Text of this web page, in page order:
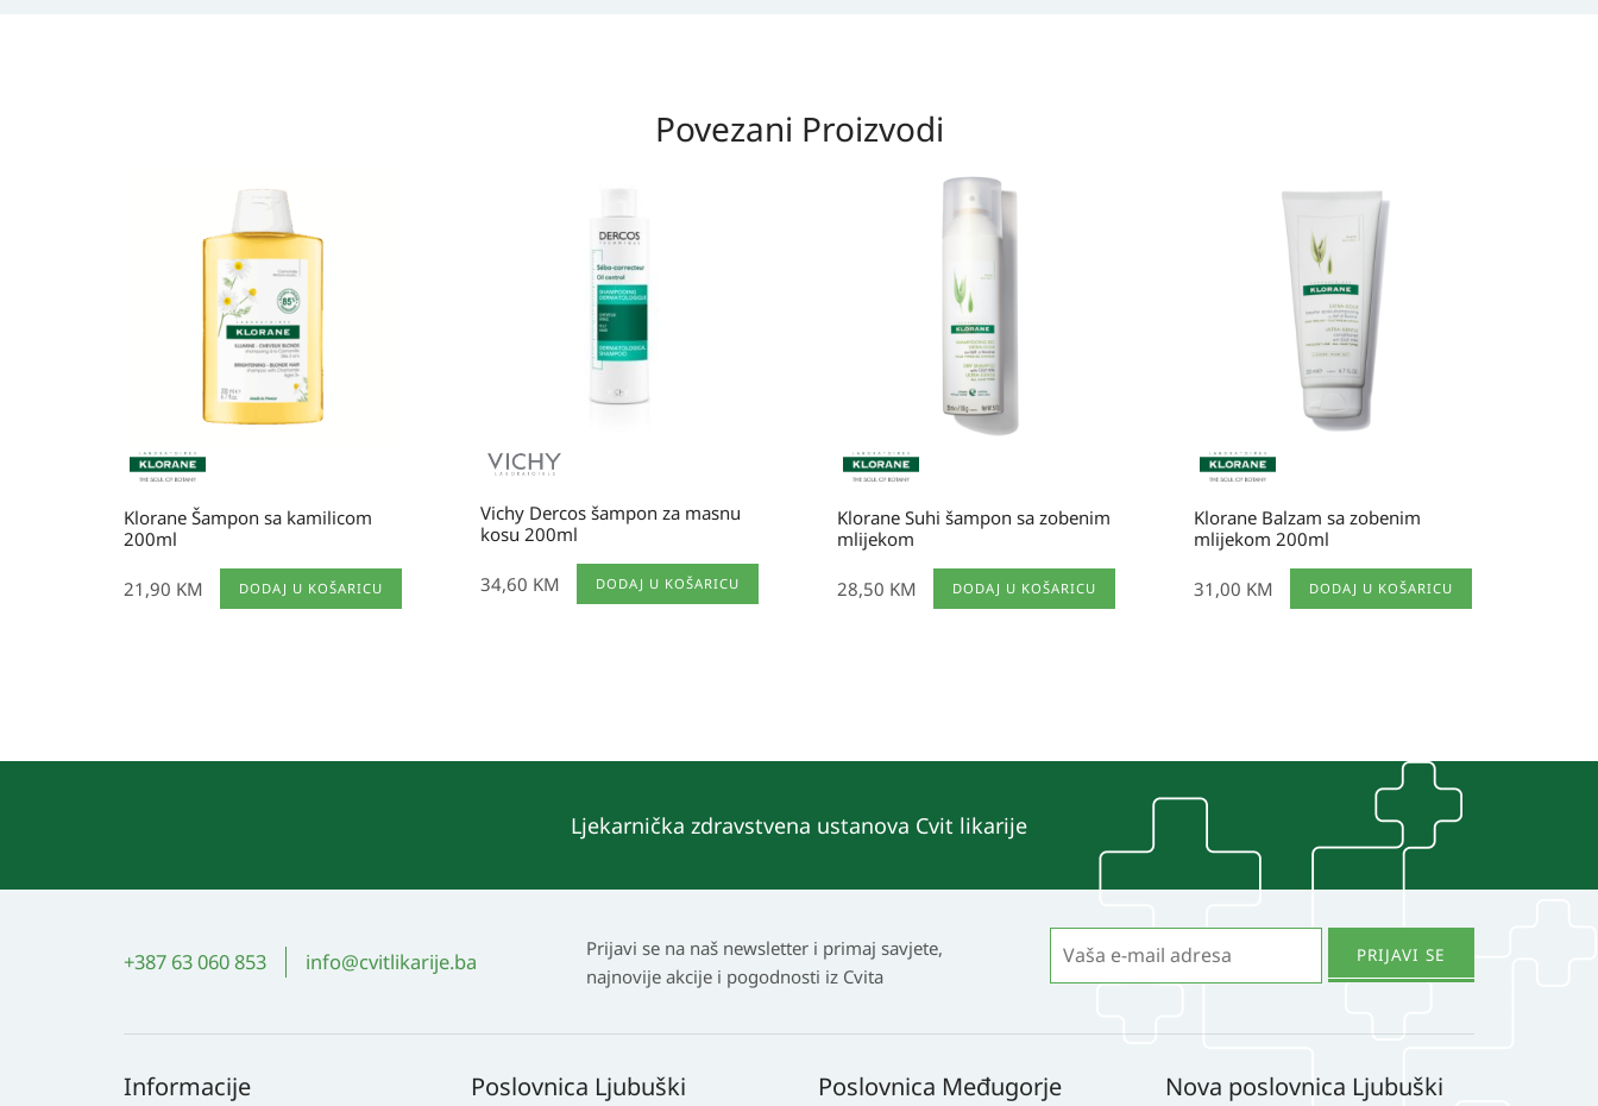
Povezani Proizvodi
Klorane Šampon sa kamilicom
200ml
21,90 KM DODAJ U KOŠARICU
Vichy Dercos šampon za masnu
kosu 200ml
34,60 KM DODAJ U KOŠARICU
Klorane Suhi šampon sa zobenim
mlijekom
28,50 KM DODAJ U KOŠARICU
Klorane Balzam sa zobenim
mlijekom 200ml
31,00 KM DODAJ U KOŠARICU
Ljekarnička zdravstvena ustanova Cvit likarije
+387 63 060 853 info@cvitlikarije.ba
Prijavi se na naš newsletter i primaj savjete,
najnovije akcije i pogodnosti iz Cvita
Informacije Poslovnica Ljubuški Poslovnica Međugorje Nova poslovnica Ljubuški